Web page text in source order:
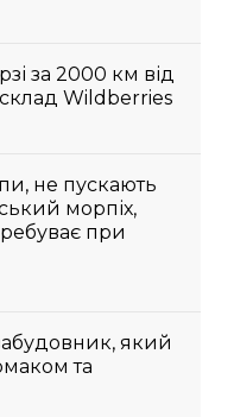
за 2000 км від
Wildberries
не пускають
морпіх,
при
який
та